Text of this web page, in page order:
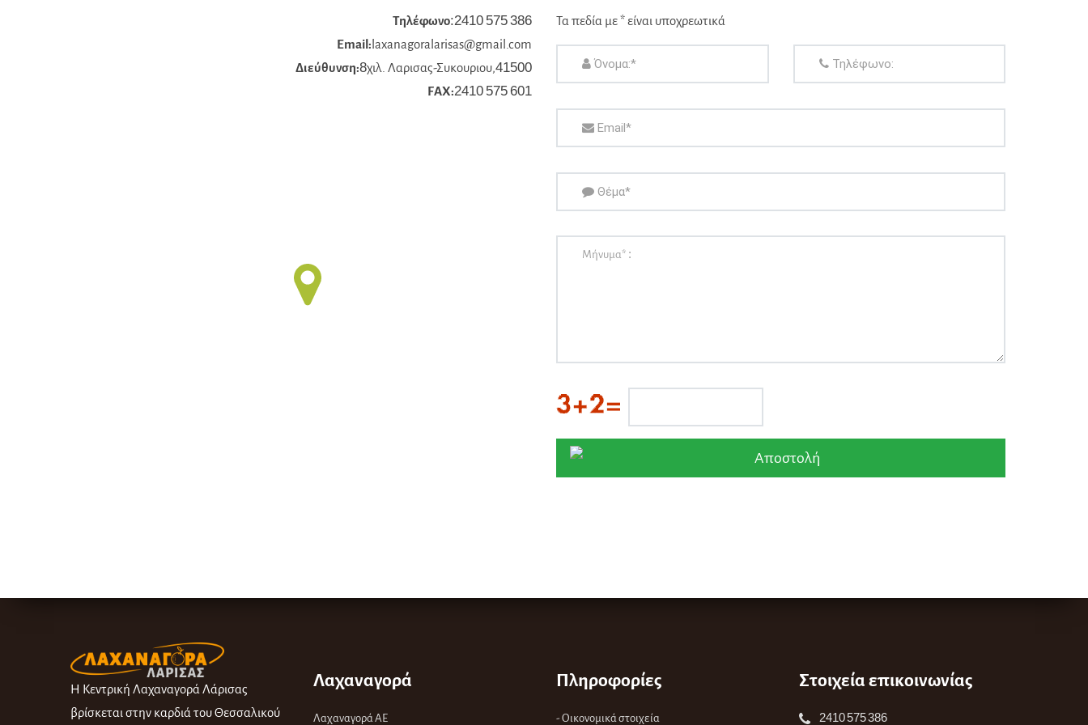
Τηλέφωνο:2410 575 386
Email: laxanagoralarisas@gmail.com
Διεύθυνση:8χιλ. Λαρισας-Συκουριου,41500
FAX:2410 575 601
Τα πεδία με * είναι υποχρεωτικά
Η Κεντρική Λαχαναγορά Λάρισας
βρίσκεται στην καρδιά του Θεσσαλικού
Λαχαναγορά
Λαχαναγορά ΑΕ
Πληροφορίες
- Οικονομικά στοιχεία
Στοιχεία επικοινωνίας
2410 575 386